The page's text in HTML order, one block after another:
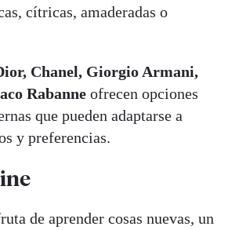
cítricas, amaderadas o
Chanel, Giorgio Armani,
Rabanne ofrecen opciones
que pueden adaptarse a
y preferencias.
de aprender cosas nuevas, un